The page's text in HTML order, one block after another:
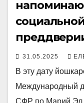
31.05.2025
В эту дату
Международный
СФР по Марий Эл